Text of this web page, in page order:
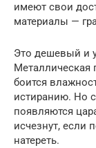
имеют свои
материалы —
Это дешевый и
Металлическая
боится
истиранию. Но
появляются
исчезнут, если
натереть.